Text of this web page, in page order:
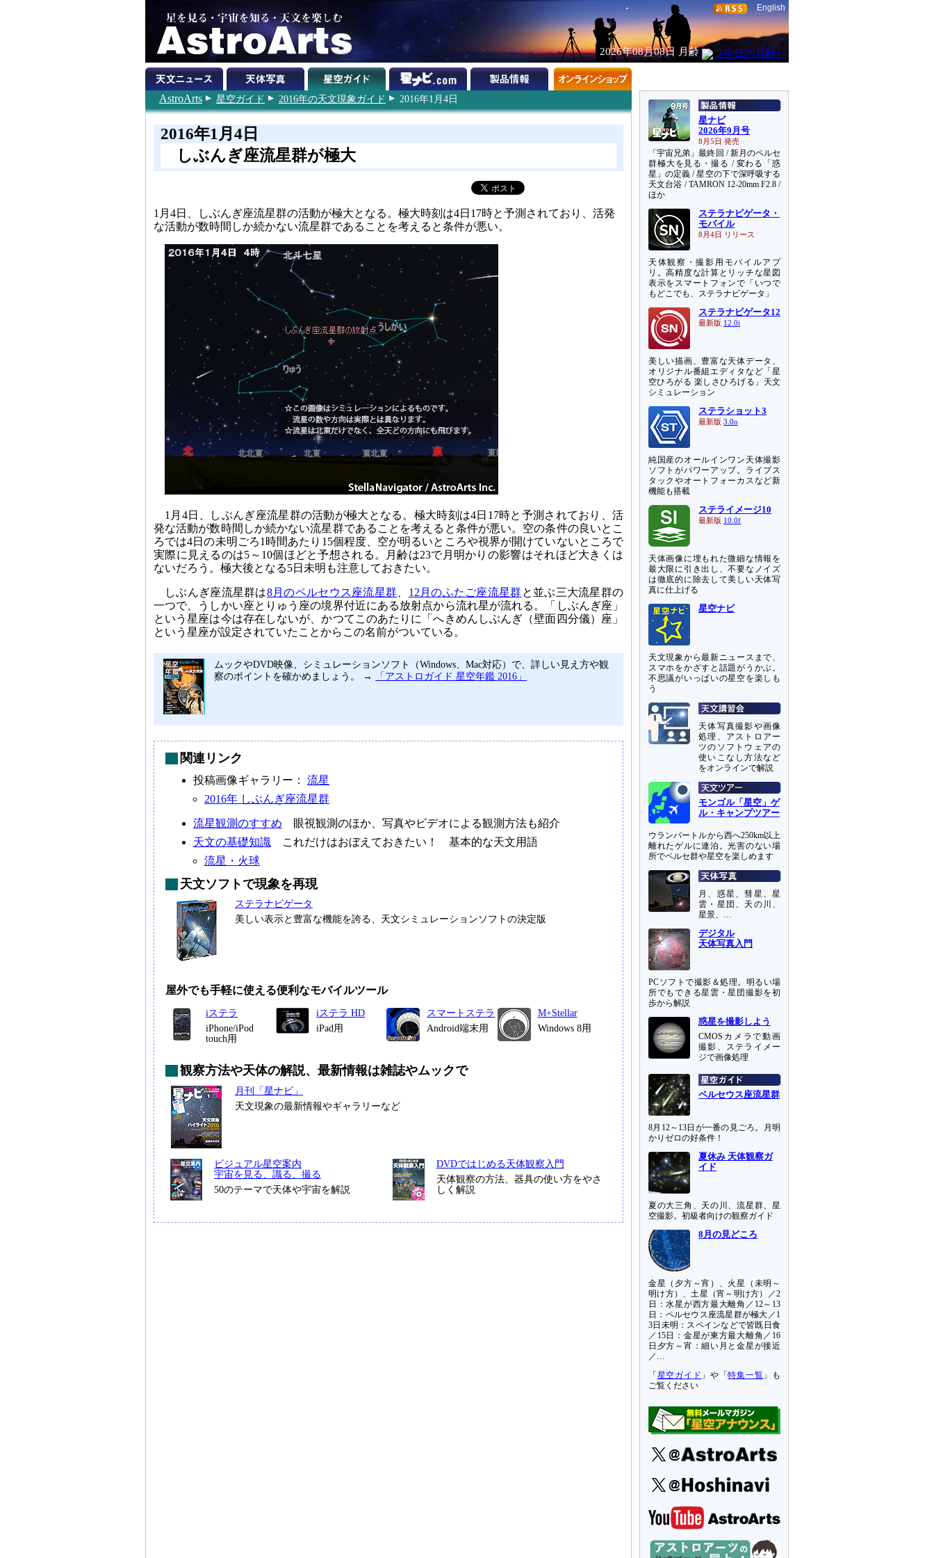
English
2026年08月08日 月齢
AstroArts 星空ガイド 2016年の天文現象ガイド 2016年1月4日
2016年1月4日
しぶんぎ座流星群が極大
1月4日、しぶんぎ座流星群の活動が極大となる。極大時刻は4日17時と予測されており、活発
な活動が数時間しか続かない流星群であることを考えると条件が悪い。
1月4日、しぶんぎ座流星群の活動が極大となる。極大時刻は4日17時と予測されており、活
発な活動が数時間しか続かない流星群であることを考えると条件が悪い。空の条件の良いとこ
ろでは4日の未明ごろ1時間あたり15個程度、空が明るいところや視界が開けていないところで
実際に見えるのは5～10個ほどと予想される。月齢は23で月明かりの影響はそれほど大きくは
ないだろう。極大後となる5日未明も注意しておきたい。
しぶんぎ座流星群は8月のペルセウス座流星群 12月のふたご座流星群と並ぶ三大流星群の
一つで、うしかい座とりゅう座の境界付近にある放射点から流れ星が流れる。「しぶんぎ座」
という星座は今は存在しないが、かつてこのあたりに「へきめんしぶんぎ（壁面四分儀）座」
という星座が設定されていたことからこの名前がついている。
ムックやDVD映像、シミュレーションソフト（Windows、Mac対応）で、詳しい見え方や観
察のポイントを確かめましょう。 →
「アストロガイド 星空年鑑 2016」
関連リンク
投稿画像ギャラリー： 流星
2016年 しぶんぎ座流星群
流星観測のすすめ 眼視観測のほか、写真やビデオによる観測方法も紹介
天文の基礎知識 これだけはおぼえておきたい！ 基本的な天文用語
流星・火球
天文ソフトで現象を再現
ステラナビゲータ
美しい表示と豊富な機能を誇る、天文シミュレーションソフトの決定版
屋外でも手軽に使える便利なモバイルツール
iステラ
iPhone/iPod
touch用
iステラ HD
iPad用
スマートステラ
Android端末用
M+Stellar
Windows 8用
観察方法や天体の解説、最新情報は雑誌やムックで
月刊「星ナビ」
天文現象の最新情報やギャラリーなど
ビジュアル星空案内
宇宙を見る、識る、撮る
50のテーマで天体や宇宙を解説
DVDではじめる天体観察入門
天体観察の方法、器具の使い方をやさ
しく解説
星ナビ
2026年9月号
8月5日 発売
「宇宙兄弟」最終回 / 新月のペルセ
群極大を見る・撮る / 変わる「惑
星」の定義 / 星空の下で深呼吸する
天文台浴 / TAMRON 12-20mm F2.8 /
ほか
ステラナビゲータ・
モバイル
8月4日 リリース
天体観察・撮影用モバイルアプ
リ。高精度な計算とリッチな星図
表示をスマートフォンで「いつで
もどこでも、ステラナビゲータ」
ステラナビゲータ12
最新版 12.0i
美しい描画、豊富な天体データ、
オリジナル番組エディタなど「星
空ひろがる 楽しさひろげる」天文
シミュレーション
ステラショット3
最新版 3.0o
純国産のオールインワン天体撮影
ソフトがパワーアップ。ライブス
タックやオートフォーカスなど新
機能も搭載
ステライメージ10
最新版 10.0f
天体画像に埋もれた微細な情報を
最大限に引き出し、不要なノイズ
は徹底的に除去して美しい天体写
真に仕上げる
星空ナビ
天文現象から最新ニュースまで、
スマホをかざすと話題がうかぶ。
不思議がいっぱいの星空を楽しも
う
天体写真撮影や画像
処理、アストロアー
ツのソフトウェアの
使いこなし方法など
をオンラインで解説
モンゴル「星空」ゲ
ル・キャンプツアー
ウランバートルから西へ250km以上
離れたゲルに連泊。光害のない場
所でペルセ群や星空を楽しめます
月、惑星、彗星、星
雲・星団、天の川、
星景、…
デジタル
天体写真入門
PCソフトで撮影＆処理。明るい場
所でもできる星雲・星団撮影を初
歩から解説
惑星を撮影しよう
CMOSカメラで動画
撮影、ステライメー
ジで画像処理
ペルセウス座流星群
8月12～13日が一番の見ごろ。月明
かりゼロの好条件！
夏休み 天体観察ガ
イド
夏の大三角、天の川、流星群、星
空撮影。初級者向けの観察ガイド
8月の見どころ
金星（夕方～宵）、火星（未明～
明け方）、土星（宵～明け方）／2
日：水星が西方最大離角／12～13
日：ペルセウス座流星群が極大／1
3日未明：スペインなどで皆既日食
／15日：金星が東方最大離角／16
日夕方～宵：細い月と金星が接近
／…
「 星空ガイド 」や「特集一覧 」も
ご覧ください